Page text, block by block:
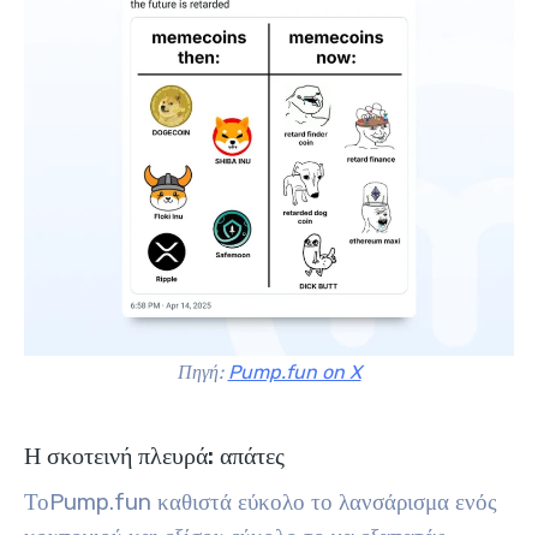
Πηγή: Pump.fun on X
Η σκοτεινή πλευρά: απάτες
ΤοPump.fun καθιστά εύκολο το λανσάρισμα ενός